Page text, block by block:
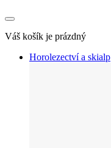
Váš košík je prázdný
Horolezectví a skialp